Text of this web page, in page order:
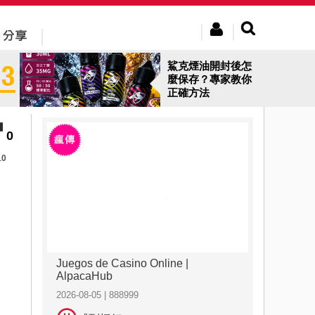
鯊克煙油開封後怎
麼保存？專家教你
正確方法
0
Juegos de Casino Online |
AlpacaHub
2026-08-05 | 888999